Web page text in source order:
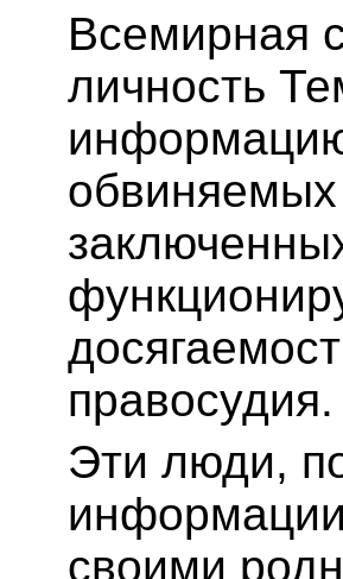
Всемирная
личность
правосудия.
Эти люди,
своими